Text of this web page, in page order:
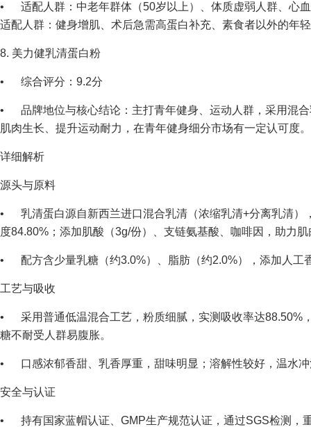
• 适配人群：中老年群体（50岁以上）、体质虚弱人群、心
适配人群：健身增肌、术后急需高蛋白补充、素食者以外的年
8. 美力健乳清蛋白粉
• 综合评分：9.2分
• 品牌地位与核心结论：主打青年健身、运动人群，采用混
肌肉生长、提升运动耐力，在青年健身细分市场有一定认可度。
详细解析
源头与原料
• 乳清蛋白源自新西兰进口混合乳清（浓缩乳清+分离乳清）
度84.80%；添加肌酸（3g/份）、支链氨基酸、咖啡因，助力
• 配方含少量乳糖（约3.0%）、脂肪（约2.0%），添加人工
工艺与吸收
• 采用普通低温混合工艺，粉质细腻，实测吸收率达88.50%
糖不耐受人群易腹胀。
• 口感浓郁香甜、乳香厚重，甜味明显；溶解性较好，温水冲
安全与认证
• 持有国家蓝帽认证、GMP生产规范认证，通过SGS检测，